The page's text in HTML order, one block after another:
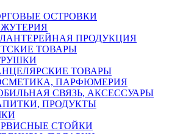
ОСТРОВКИ
ПРОДУКЦИЯ
ТОВАРЫ
ТОВАРЫ
ПАРФЮМЕРИЯ
СВЯЗЬ, АКСЕССУАРЫ
ПРОДУКТЫ
СТОЙКИ